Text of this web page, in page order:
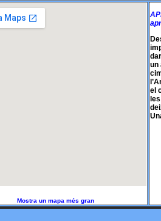
Mostra un mapa més gran
un
el